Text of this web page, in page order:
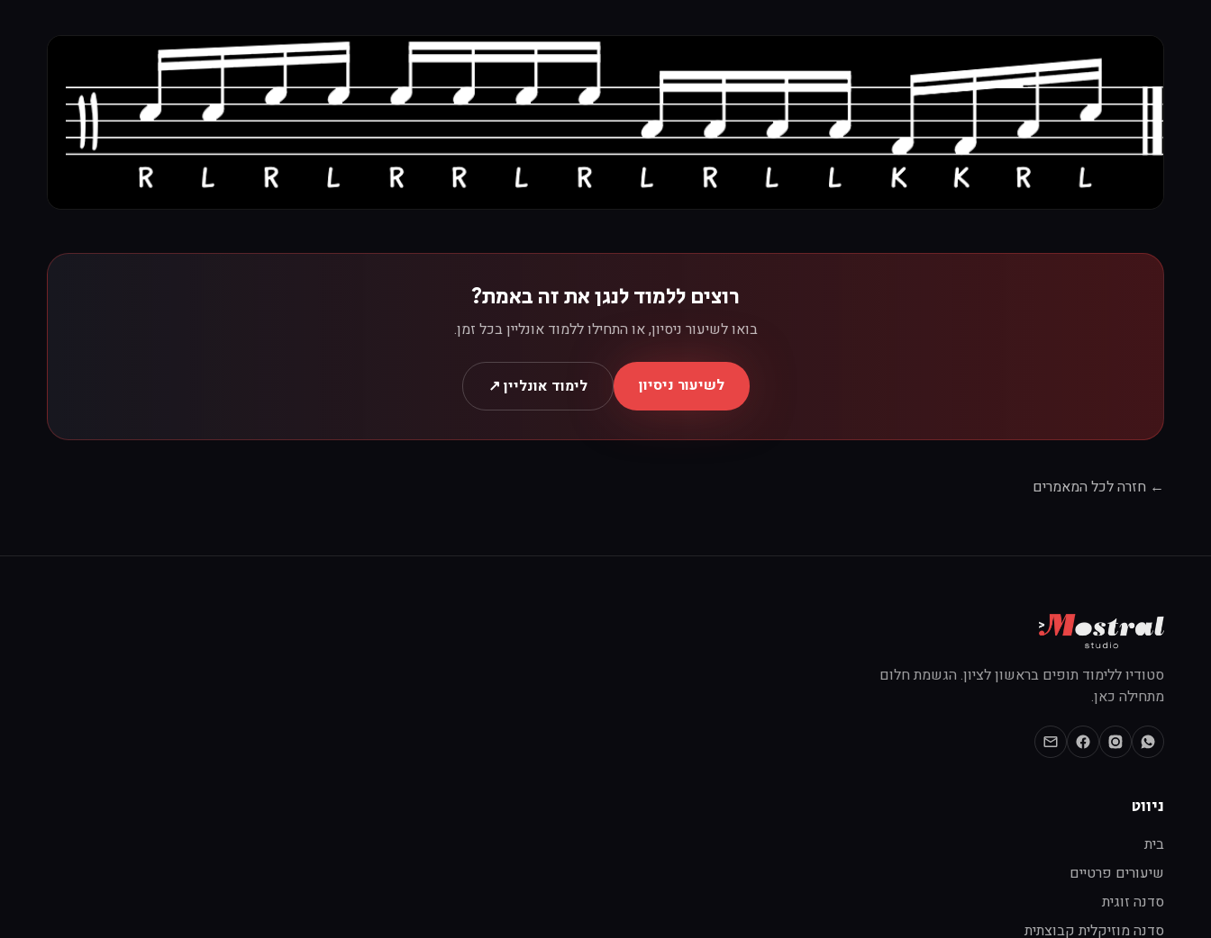
רוצים ללמוד לנגן את זה באמת?
בואו לשיעור ניסיון, או התחילו ללמוד אונליין בכל זמן.
לשיעור ניסיון לימוד אונליין ↗
← חזרה לכל המאמרים
סטודיו ללימוד תופים בראשון לציון. הגשמת חלום
מתחילה כאן.
ניווט
בית
שיעורים פרטיים
סדנה זוגית
סדנה מוזיקלית קבוצתית